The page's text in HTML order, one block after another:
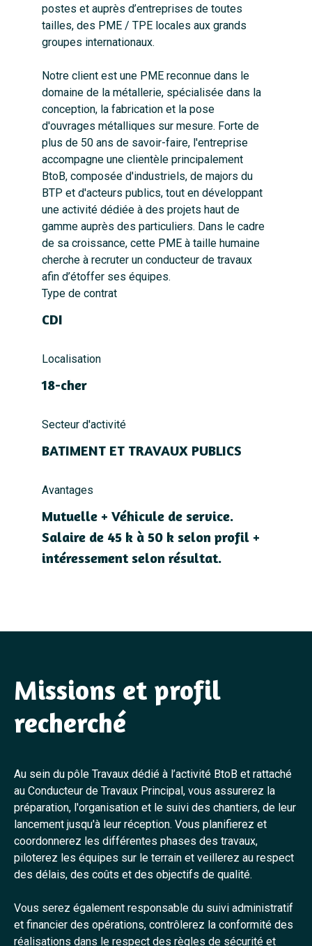
postes et auprès d’entreprises de toutes
tailles, des PME / TPE locales aux grands
groupes internationaux.
Notre client est une PME reconnue dans le
domaine de la métallerie, spécialisée dans la
conception, la fabrication et la pose
d'ouvrages métalliques sur mesure. Forte de
plus de 50 ans de savoir-faire, l'entreprise
accompagne une clientèle principalement
BtoB, composée d'industriels, de majors du
BTP et d'acteurs publics, tout en développant
une activité dédiée à des projets haut de
gamme auprès des particuliers. Dans le cadre
de sa croissance, cette PME à taille humaine
cherche à recruter un conducteur de travaux
afin d’étoffer ses équipes.
Type de contrat
CDI
Localisation
18-cher
Secteur d'activité
BATIMENT ET TRAVAUX PUBLICS
Avantages
Mutuelle + Véhicule de service.
Salaire de 45 k à 50 k selon profil +
intéressement selon résultat.
Missions et profil
recherché
Au sein du pôle Travaux dédié à l’activité BtoB et rattaché
au Conducteur de Travaux Principal, vous assurerez la
préparation, l'organisation et le suivi des chantiers, de leur
lancement jusqu'à leur réception. Vous planifierez et
coordonnerez les différentes phases des travaux,
piloterez les équipes sur le terrain et veillerez au respect
des délais, des coûts et des objectifs de qualité.
Vous serez également responsable du suivi administratif
et financier des opérations, contrôlerez la conformité des
réalisations dans le respect des règles de sécurité et